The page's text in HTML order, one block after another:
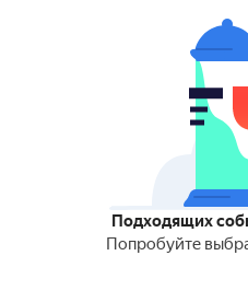
Подходящих
Попробуйте